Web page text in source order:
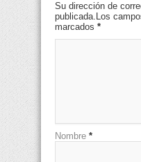
Su dirección de
publicada.Los
marcados *
Nombre *